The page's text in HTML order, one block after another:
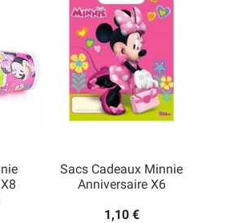
ballons. Pour inviter tout le monde
Minnie, restez dans le
invitations d'anniversaire Minnie !
Sacs Cadeaux Minnie
Anniversaire X6
1,10 €